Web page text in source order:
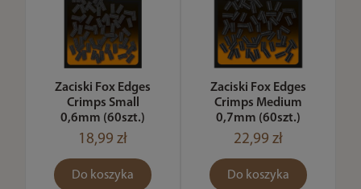
Zaciski Fox Edges
Crimps Small
0,6mm (60szt.)
18,99 zł
Do koszyka
Zaciski Fox Edges
Crimps Medium
0,7mm (60szt.)
22,99 zł
Do koszyka